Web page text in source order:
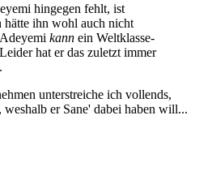
hingegen fehlt, ist
ihn wohl auch nicht
kann ein Weltklasse-
hat er das zuletzt immer
unterstreiche ich vollends,
er Sane' dabei haben will...